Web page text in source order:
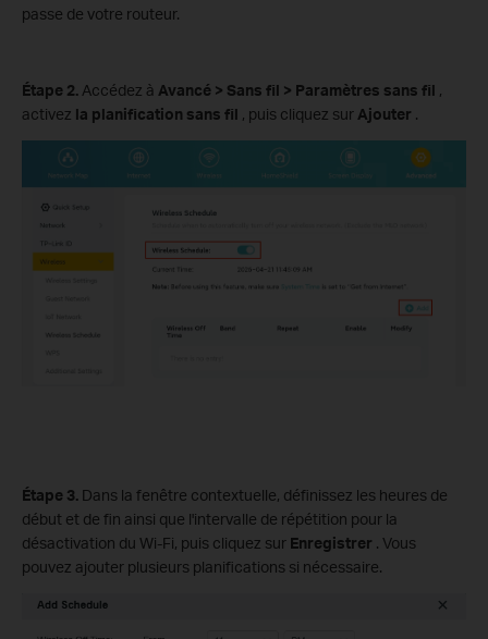
passe de votre routeur.
Étape 2. Accédez à Avancé > Sans fil > Paramètres sans fil ,
activez la planification sans fil , puis cliquez sur Ajouter .
Étape 3. Dans la fenêtre contextuelle, définissez les heures de
début et de fin ainsi que l'intervalle de répétition pour la
désactivation du Wi-Fi, puis cliquez sur Enregistrer . Vous
pouvez ajouter plusieurs planifications si nécessaire.